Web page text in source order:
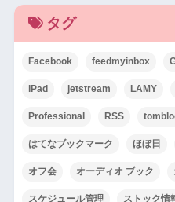
タグ
Facebook feedmyinbox
iPad jetstream LAMY
Professional RSS
はてなブックマーク ほぼ日
オフ会 オーディオ ブック
スケジュール管理 ストック情